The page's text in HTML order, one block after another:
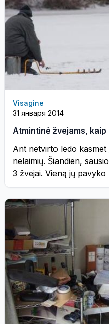
Visagine
31 января 2014
Atmintinė žvejams,
Ant netvirto ledo
nelaimių. Šiandien,
3 žvejai. Vieną jų pavyko